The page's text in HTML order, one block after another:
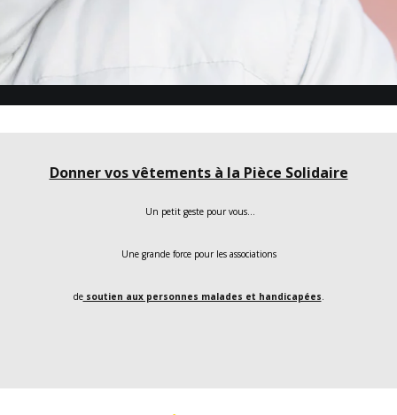
Donner vos vêtements à la Pièce Solidaire
Un petit geste pour vous…
Une grande force pour les associations
desoutien aux personnes malades et handicapées.